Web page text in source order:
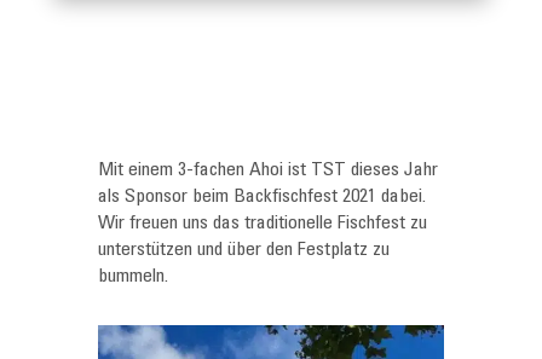
Mit einem 3-fachen Ahoi ist TST dieses Jahr
als Sponsor beim Backfischfest 2021 dabei.
Wir freuen uns das traditionelle Fischfest zu
unterstützen und über den Festplatz zu
bummeln.